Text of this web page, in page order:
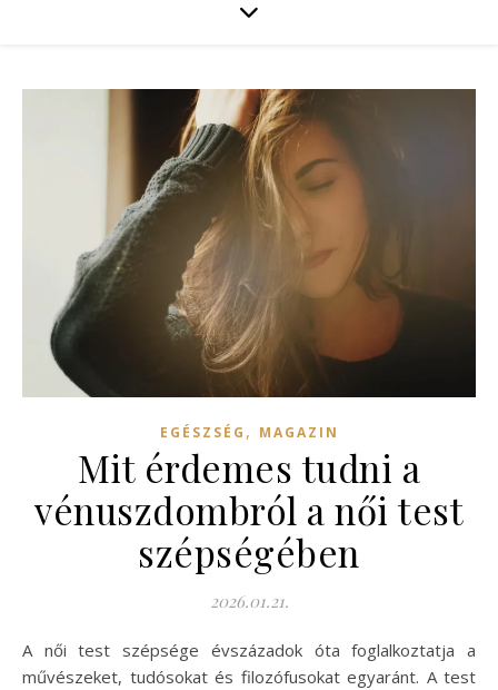
EGÉSZSÉG , MAGAZIN
Mit érdemes tudni a
vénuszdombról a női test
szépségében
2026.01.21.
A női test szépsége évszázadok óta foglalkoztatja a
művészeket, tudósokat és filozófusokat egyaránt. A test